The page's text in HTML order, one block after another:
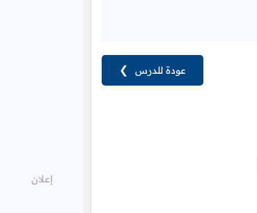
عودة للدرس ❯